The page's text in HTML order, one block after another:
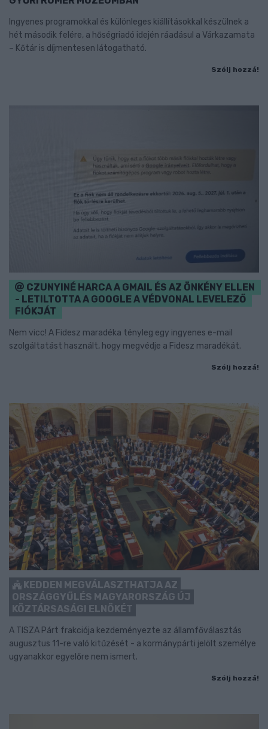
Ingyenes programokkal és különleges kiállításokkal készülnek a
hét második felére, a hőségriadó idején ráadásul a Várkazamata
– Kőtár is díjmentesen látogatható.
Szólj hozzá!
CZUNYINÉ HARCA A GMAIL ÉS AZ ÖNKÉNY ELLEN
- LETILTOTTA A GOOGLE A VÉDVONAL LEVELEZŐ
FIÓKJÁT
Nem vicc! A Fidesz maradéka tényleg egy ingyenes e-mail
szolgáltatást használt, hogy megvédje a Fidesz maradékát.
Szólj hozzá!
KEDDEN MEGVÁLASZTHATJA AZ
ORSZÁGGYŰLÉS MAGYARORSZÁG ÚJ
KÖZTÁRSASÁGI ELNÖKÉT
A TISZA Párt frakciója kezdeményezte az államfőválasztás
augusztus 11-re való kitűzését - a kormánypárti jelölt személye
ugyanakkor egyelőre nem ismert.
Szólj hozzá!